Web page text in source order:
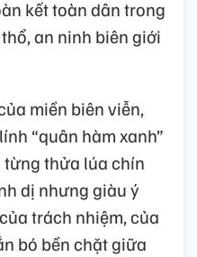
kết toàn dân trong
an ninh biên giới
miền biên viễn,
“quân hàm xanh”
thửa lúa chín
dị nhưng giàu ý
trách nhiệm, của
bó bền chặt giữa